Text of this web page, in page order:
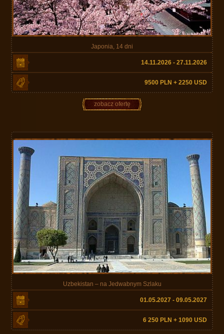
Japonia, 14 dni
14.11.2026 - 27.11.2026
9500 PLN + 2250 USD
zobacz ofertę
Uzbekistan – na Jedwabnym Szlaku
01.05.2027 - 09.05.2027
6 250 PLN + 1090 USD